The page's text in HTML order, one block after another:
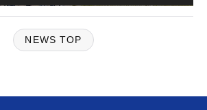
NEWS TOP